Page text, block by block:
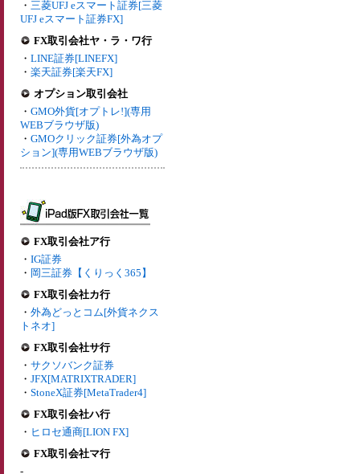
・ 三菱UFJ eスマート証券[三菱
UFJ eスマート証券FX]
FX取引会社ヤ・ラ・ワ行
・ LINE証券[LINEFX]
・ 楽天証券[楽天FX]
オプション取引会社
・ GMO外貨[オプトレ!](専用
WEBブラウザ版)
・ GMOクリック証券[外為オプ
ション](専用WEBブラウザ版)
FX取引会社ア行
・ IG証券
・ 岡三証券【くりっく365】
FX取引会社カ行
・ 外為どっとコム[外貨ネクス
トネオ]
FX取引会社サ行
・ サクソバンク証券
・ JFX[MATRIXTRADER]
・ StoneX証券[MetaTrader4]
FX取引会社ハ行
・ ヒロセ通商[LION FX]
FX取引会社マ行
-